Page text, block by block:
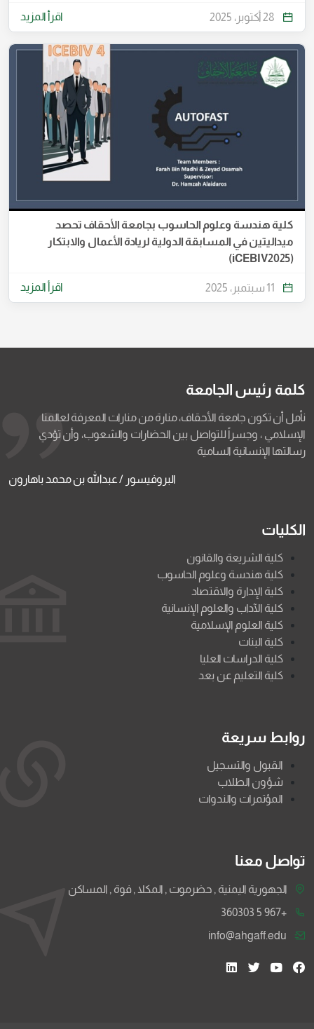
28 أكتوبر، 2025 اقرأ المزيد
كلية هندسة وعلوم الحاسوب بجامعة الأحقاف تحصد
ميداليتين في المسابقة الدولية لريادة الأعمال والابتكار
(iCEBIV2025)
11 سبتمبر، 2025 اقرأ المزيد
كلمة رئيس الجامعة
نأمل أن تكون جامعة الأحقاف، منارة من منارات المعرفة لعالمنا
الإسلامي ، وجسراً للتواصل بين الحضارات والشعوب، وأن تؤدي
رسالتها الإنسانية السامية
البروفيسور / عبدالله بن محمد باهارون
الكليات
كلية الشريعة والقانون
كلية هندسة وعلوم الحاسوب
كلية الإدارة والاقتصاد
كلية الآداب والعلوم الإنسانية
كلية العلوم الإسلامية
كلية البنات
كلية الدراسات العليا
كلية التعليم عن بعد
روابط سريعة
القبول والتسجيل
شؤون الطلاب
المؤتمرات والندوات
تواصل معنا
الجهورية اليمنية , حضرموت , المكلا , فوة , المساكن
+967 5 360303
info@ahgaff.edu